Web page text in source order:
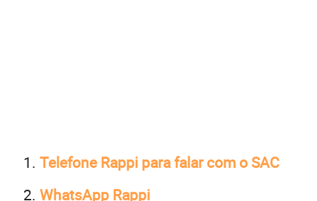
Telefone Rappi para falar com o SAC
WhatsApp Rappi